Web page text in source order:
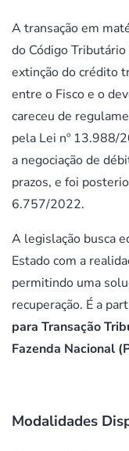
A transação em
do Código
extinção do crédito
entre o Fisco e o
careceu de
pela Lei nº 13.988/
a negociação de
prazos, e foi
6.757/2022.
A legislação busca
Estado com a
permitindo uma
recuperação. É a
para Transação
Fazenda Nacional
Modalidades